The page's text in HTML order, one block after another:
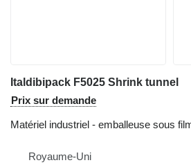
Italdibipack F5025 Shrink tunnel
Prix sur demande
Matériel industriel - emballeuse sous
Royaume-Uni